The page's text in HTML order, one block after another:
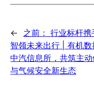
← 之前：行业标杆携
智领未来出行 | 有机数
中汽信息所，共筑主
与气候安全新生态